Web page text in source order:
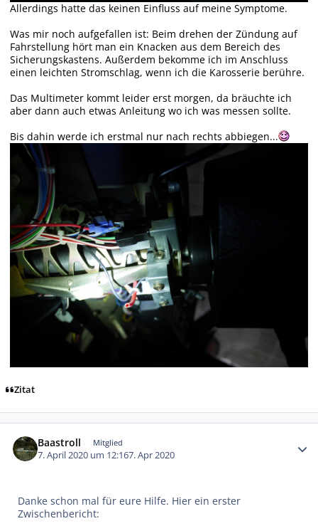
Allerdings hatte das keinen Einfluss auf meine Symptome.
Was mir noch aufgefallen ist: Beim drehen der Zündung auf
Fahrstellung hört man ein Knacken aus dem Bereich des
Sicherungskastens. Außerdem bekomme ich im Anschluss
einen leichten Stromschlag, wenn ich die Karosserie berühre.
Das Multimeter kommt leider erst morgen, da bräuchte ich
aber dann auch etwas Anleitung wo ich was messen sollte.
Bis dahin werde ich erstmal nur nach rechts abbiegen...
Zitat
Baastroll Mitglied
7. April 2020 um 12:167. Apr 2020
Danke schon mal für eure Hilfe. Hier ein erster
Zwischenbericht: